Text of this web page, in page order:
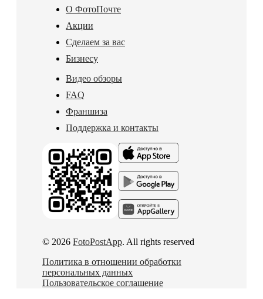
О ФотоПочте
Акции
Сделаем за вас
Бизнесу
Видео обзоры
FAQ
Франшиза
Поддержка и контакты
© 2026 FotoPostApp. All rights reserved
Политика в отношении обработки
персональных данных
Пользовательское соглашение